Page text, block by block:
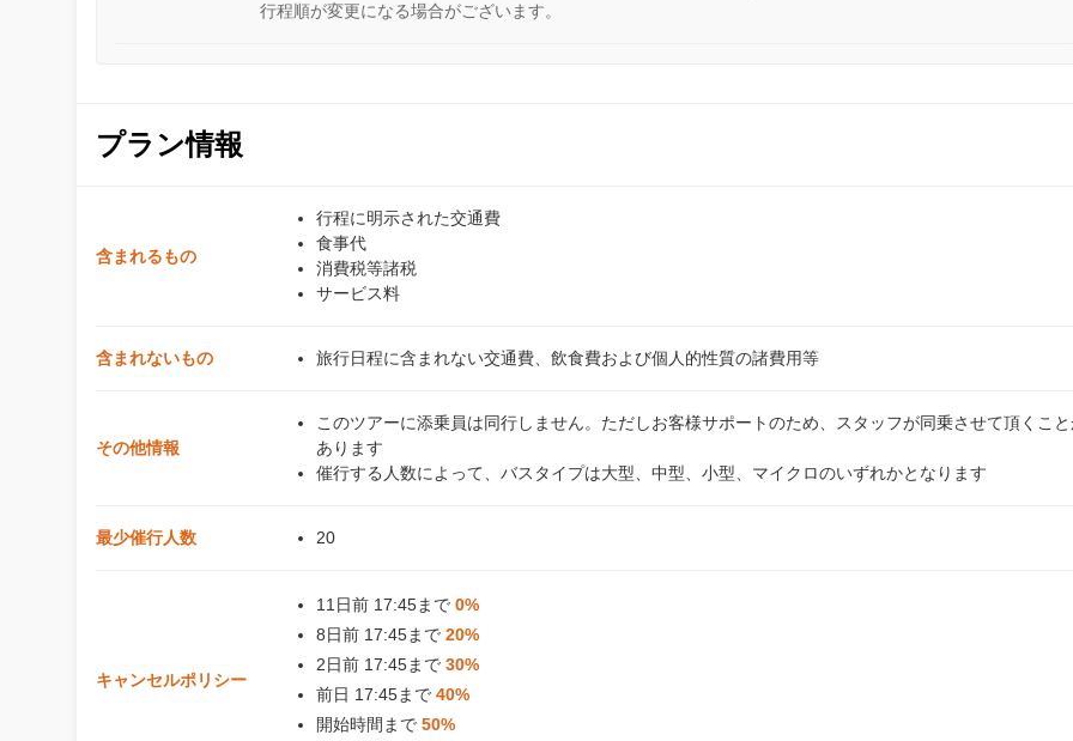
行程順が変更になる場合がございます。
プラン情報
含まれるもの
行程に明示された交通費
食事代
消費税等諸税
サービス料
含まれないもの 旅行日程に含まれない交通費、飲食費および個人的性質の諸費用等
その他情報
このツアーに添乗員は同行しません。ただしお客様サポートのため、スタッフが同乗させて頂くこ
あります
催行する人数によって、バスタイプは大型、中型、小型、マイクロのいずれかとなります
最少催行人数 20
キャンセルポリシー
11日前 17:45まで 0%
8日前 17:45まで 20%
2日前 17:45まで 30%
前日 17:45まで 40%
開始時間まで 50%